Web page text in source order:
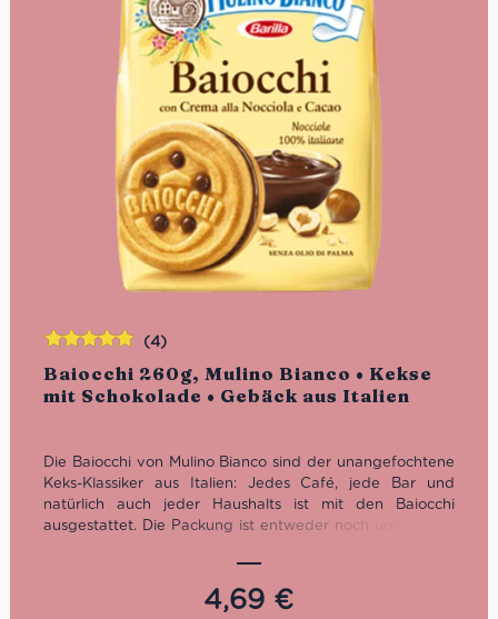
Baiocchi 260g, Mulino Bianco • Kekse
mit Schokolade • Gebäck aus Italien
(4)
Die Baiocchi von Mulino Bianco sind der unangefochtene
Keks-Klassiker aus Italien: Jedes Café, jede Bar und
natürlich auch jeder Haushalts ist mit den Baiocchi
ausgestattet. Die Packung ist entweder noch ungeöffnet
denn diese Kekse werden verschlungen wie nichts. Sie
überzeugen durch ihren schokoladig-nussigen
Geschmack und eignen sich ideal zum Espresso und
4,69 €
Bewertet
mit5.00 von
5